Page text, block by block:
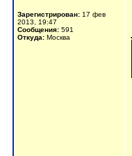
Зарегистрирован: 17 фев
2013, 19:47
Сообщения: 591
Откуда: Москва